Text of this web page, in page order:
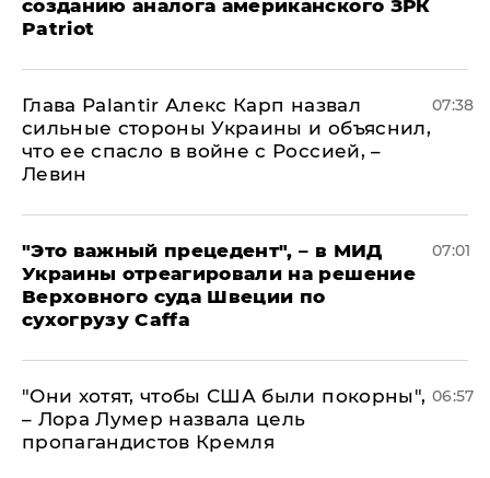
созданию аналога американского ЗРК
Patriot
Глава Palantir Алекс Карп назвал
сильные стороны Украины и объяснил,
что ее спасло в войне с Россией, –
Левин
07:38
"Это важный прецедент", – в МИД
Украины отреагировали на решение
Верховного суда Швеции по
сухогрузу Caffa
07:01
"Они хотят, чтобы США были покорны",
– Лора Лумер назвала цель
пропагандистов Кремля
06:57